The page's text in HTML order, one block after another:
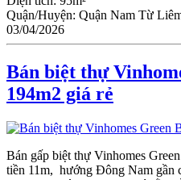
Quận/Huyện: Quận Nam Từ
03/04/2026
Bán biệt thự
194m2 giá rẻ
Bán gấp biệt thự Vinhomes
tiền 11m, hướng Đông Nam gần